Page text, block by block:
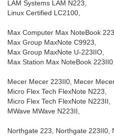
LAM Systems LAM N223,
Linux Certified LC2100,
Max Computer Max NoteBook
Max Group MaxNote C9923,
Max Group MaxNote U-223IIO,
Max Station Max NoteBook 223II0,
Mecer Mecer 223II0, Mecer
Micro Flex Tech FlexNote N223,
Micro Flex Tech FlexNote N223II,
MWave MWave N223II,
Northgate 223, Northgate 223II0,